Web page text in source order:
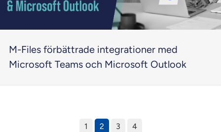
M-Files förbättrade integrationer med
Microsoft Teams och Microsoft Outlook
1 2 3 4